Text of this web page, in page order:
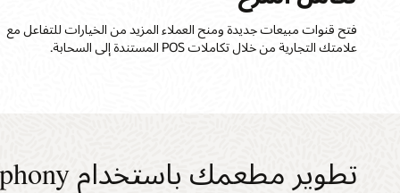
فتح قنوات مبيعات جديدة ومنح العملاء المزيد من الخيارات للتفاعل مع
علامتك التجارية من خلال تكاملات POS المستندة إلى السحابة.
تطوير مطعمك باستخدام Simphony